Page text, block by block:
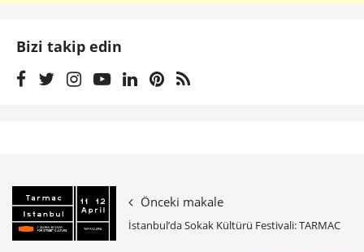
Bizi takip edin
Önceki makale
İstanbul’da Sokak Kültürü Festivali: TARMAC